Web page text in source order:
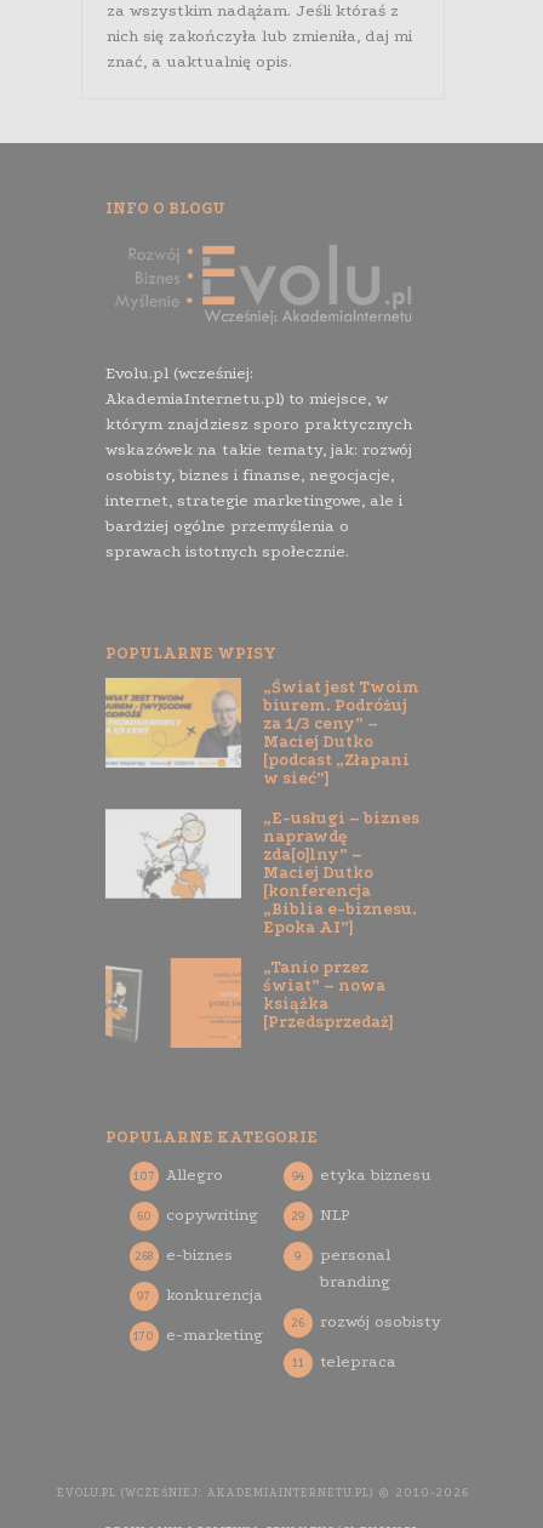
za wszystkim nadążam. Jeśli któraś z
nich się zakończyła lub zmieniła, daj mi
znać, a uaktualnię opis.
INFO O BLOGU
Evolu.pl (wcześniej:
AkademiaInternetu.pl) to miejsce, w
którym znajdziesz sporo praktycznych
wskazówek na takie tematy, jak: rozwój
osobisty, biznes i finanse, negocjacje,
internet, strategie marketingowe, ale i
bardziej ogólne przemyślenia o
sprawach istotnych społecznie.
POPULARNE WPISY
„Świat jest Twoim
biurem. Podróżuj
za 1/3 ceny” –
Maciej Dutko
[podcast „Złapani
w sieć”]
„E-usługi – biznes
naprawdę
zda[o]lny” –
Maciej Dutko
[konferencja
„Biblia e-biznesu.
Epoka AI”]
„Tanio przez
świat” – nowa
książka
[Przedsprzedaż]
POPULARNE KATEGORIE
Allegro
107
copywriting
60
e-biznes
268
konkurencja
97
e-marketing
170
etyka biznesu
94
NLP
29
personal
branding
9
rozwój osobisty
26
telepraca
11
EVOLU.PL (WCZEŚNIEJ: AKADEMIAINTERNETU.PL) © 2010-2026